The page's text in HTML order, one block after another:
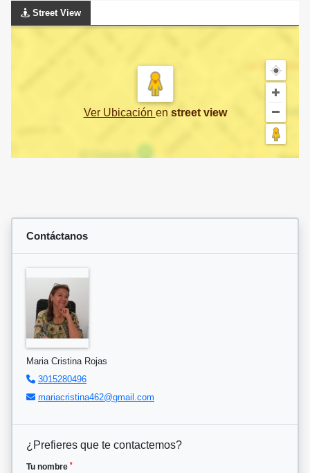
Street View
Ver Ubicación en street view
Contáctanos
Maria Cristina Rojas
3015280496
mariacristina462@gmail.com
¿Prefieres que te contactemos?
Tu nombre *